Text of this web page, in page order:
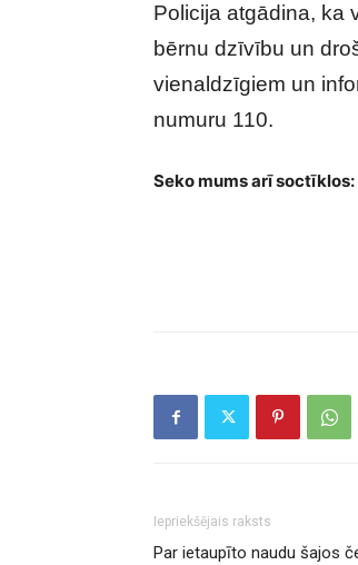
Policija atgādina, ka
bērnu dzīvību un
vienaldzīgiem un
numuru 110.
Seko mums arī soctīklos:
Iepriekšējais raksts
Par ietaupīto naudu šajos